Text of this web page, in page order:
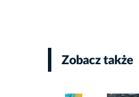
Zobacz także